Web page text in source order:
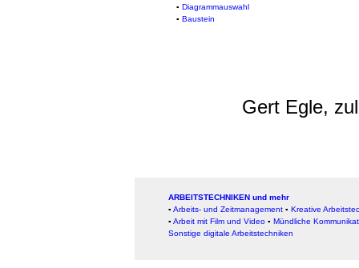
▪ Diagrammauswahl
▪ Baustein
Gert Egle,
ARBEITSTECHNIKEN und mehr
▪ Arbeits- und Zeitmanagement ▪ Kreative
▪ Arbeit mit Film und Video ▪ Mündliche
Sonstige digitale Arbeitstechniken